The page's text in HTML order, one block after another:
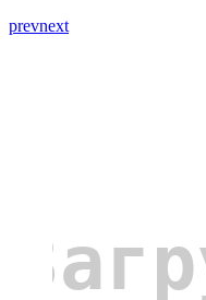
prevnext